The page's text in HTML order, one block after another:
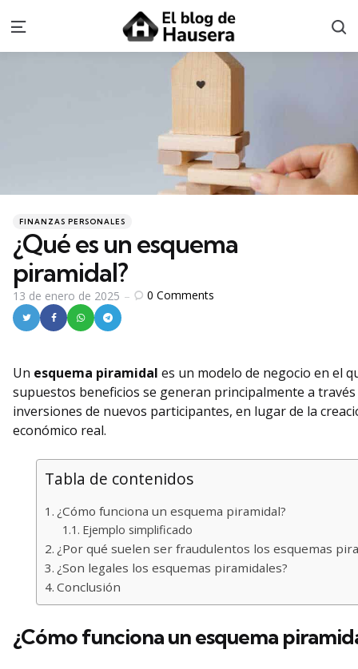
Menu
Categories
Posted
FINANZAS PERSONALES
¿Qué es un esquema
piramidal?
13 de enero de 2025 0 Comments
Un esquema piramidal es un modelo de negocio en el
supuestos beneficios se generan principalmente a
inversiones de nuevos participantes, en lugar de la
económico real.
Tabla de contenidos
¿Cómo funciona un esquema piramidal?
Ejemplo simplificado
¿Por qué suelen ser fraudulentos los esquemas
¿Son legales los esquemas piramidales?
Conclusión
¿Cómo funciona un esquema